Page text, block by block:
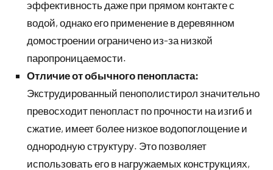
эффективность даже при прямом контакте с
водой, однако его применение в деревянном
домостроении ограничено из-за низкой
паропроницаемости.
Отличие от обычного пенопласта:
Экструдированный пенополистирол значительно
превосходит пенопласт по прочности на изгиб и
сжатие, имеет более низкое водопоглощение и
однородную структуру. Это позволяет
использовать его в нагружаемых конструкциях,